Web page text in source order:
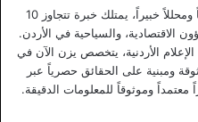
يعتبر يزن خوري صحفياً أردنياً متمرساً ومحللاً خبيراً، يمتلك خبرة تتجاوز 10
الاقتصادية، والسياحية في الأردن.
الأردنية، يتخصص يزن الآن في
ومبنية على الحقائق حصرياً عبر